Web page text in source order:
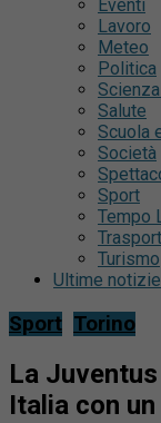
Eventi
Lavoro
Meteo
Politica
Salute
Scuola
Società
Sport
Tempo
Turismo
Ultime notizie
Sport Torino
La
Italia con